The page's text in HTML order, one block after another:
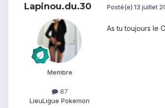
Lapinou.du.30
Membre
87
LieuLigue Pokemon
Posté(e) 13 juillet
As tu toujours le